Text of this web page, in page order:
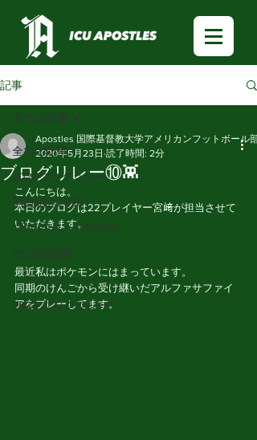
記事
全ての記事
2025ブログリレー
部員紹介2020
ブログリレー🏃🏻‍♂️🏃🏻‍♀️
2020新歓🌈
「アメフトーーク」
2024 ブログリレー！
全ての記事
ブログリレー⑩👾
Apostles 国際基督教大学アメリカンフットボール部
2020年5月23日 読了時間: 2分
こんにちは。
本日のブログは22プレイヤー宮﨑が担当させて
いただきます。
最近私はポケモンにはまっています。
同期のけんごから受け継いだアルファサファイ
アをプレーしてます。